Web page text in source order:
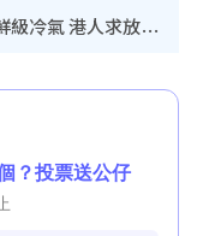
內地客歎港人唔識老！揭港鐵保鮮級冷氣 港人求放過：咪投訴